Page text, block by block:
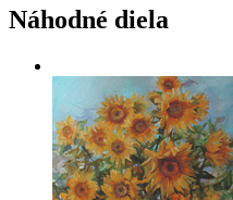
Náhodné diela